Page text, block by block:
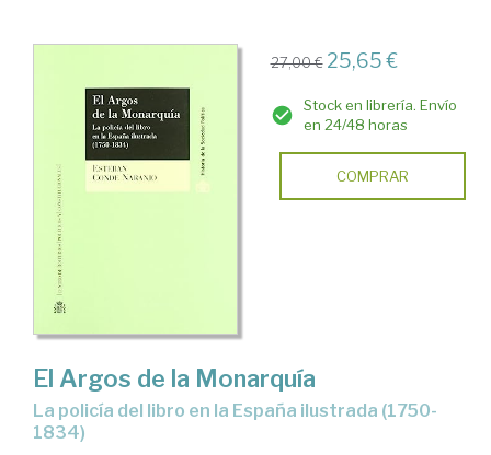
27,00 € 25,65 €
Stock en librería. Envío
en 24/48 horas
COMPRAR
El Argos de la Monarquía
la policía del libro en la España ilustrada (1750-
1834)